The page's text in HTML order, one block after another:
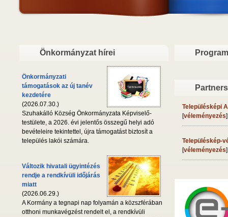
Önkormányzat hírei
Önkormányzati
támogatások az új tanév
kezdetére
(2026.07.30.)
Szuhakálló Község Önkormányzata Képviselő-
testülete, a 2026. évi jelentős összegű helyi adó
bevételeire tekintettel, újra támogatást biztosít a
település lakói számára.
Változik hivatali ügyintézés
rendje a rendkívüli időjárás
miatt
(2026.06.29.)
A Kormány a tegnapi nap folyamán a közszférában
otthoni munkavégzést rendelt el, a rendkívüli
Településképi
[véleményezés]
Településkép-
[véleményezés]